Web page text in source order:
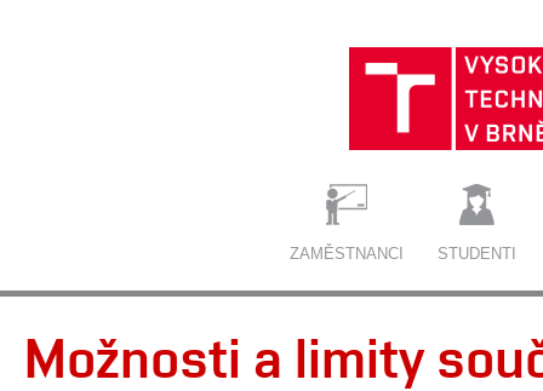
ZAMĚSTNANCI STUDENTI
Možnosti a limity